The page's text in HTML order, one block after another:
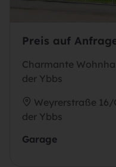
Preis auf
Charmante
der Ybbs
Weyrerstraße
der Ybbs
Garage